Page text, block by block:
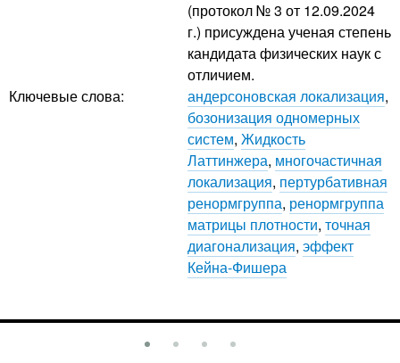
(протокол № 3 от 12.09.2024
г.) присуждена ученая степень
кандидата физических наук с
отличием.
Ключевые слова:
андерсоновская локализация,
бозонизация одномерных
систем, Жидкость
Латтинжера, многочастичная
локализация, пертурбативная
ренормгруппа, ренормгруппа
матрицы плотности, точная
диагонализация, эффект
Кейна-Фишера